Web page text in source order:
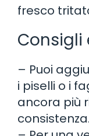
fresco
Consigli
– Puoi
i piselli o i
ancora più
consistenza.